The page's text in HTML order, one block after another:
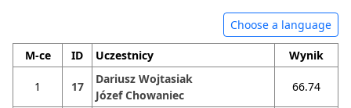
Choose a language
M-ce ID Uczestnicy Wynik
1 17
Dariusz Wojtasiak
Józef Chowaniec
66.74